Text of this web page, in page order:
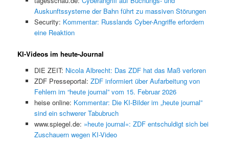
Auskunftssysteme der Bahn führt zu massiven Störungen
Security: Kommentar: Russlands Cyber-Angriffe erfordern
eine Reaktion
KI-Videos im heute-Journal
DIE ZEIT: Nicola Albrecht: Das ZDF hat das Maß verloren
ZDF Presseportal: ZDF informiert über Aufarbeitung von
Fehlern im “heute journal” vom 15. Februar 2026
heise online: Kommentar: Die KI-Bilder im „heute journal”
sind ein schwerer Tabubruch
www.spiegel.de: »heute journal«: ZDF entschuldigt sich bei
Zuschauern wegen KI-Video